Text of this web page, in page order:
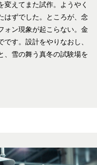
変えてまた試作。ようやく
ずでした。ところが、念
ォン現象が起こらない。金
す。設計をやりなおし、
、雪の舞う真冬の試験場を